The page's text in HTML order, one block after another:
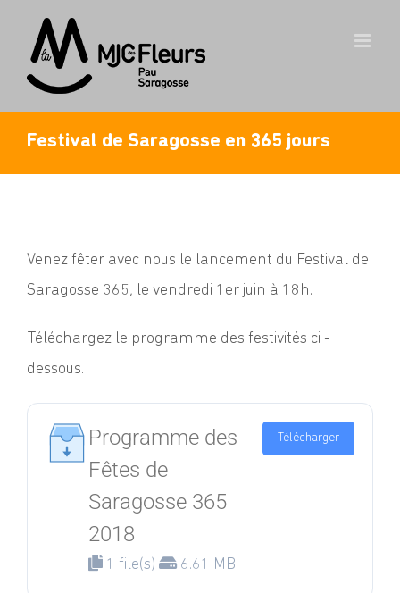
content
Festival de Saragosse en 365 jours
Venez fêter avec nous le lancement du Festival de
Saragosse 365, le vendredi 1er juin à 18h.
Téléchargez le programme des festivités ci -
dessous.
Programme des
Fêtes de
Saragosse 365
2018
1 file(s) 6.61 MB
Télécharger